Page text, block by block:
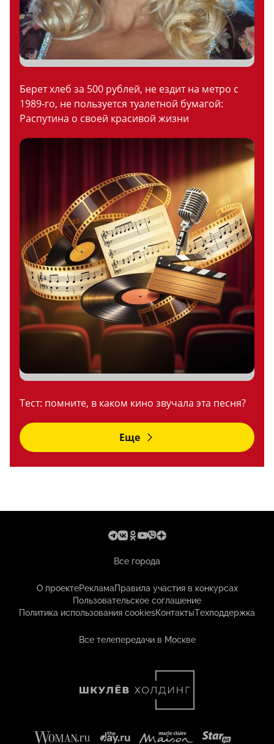
Берет хлеб за 500 рублей, не ездит на метро с
1989-го, не пользуется туалетной бумагой:
Распутина о своей красивой жизни
Тест: помните, в каком кино звучала эта песня?
Еще
Все города
О проектеРекламаПравила участия в конкурсах
Пользовательское соглашение
Политика использования cookiesКонтактыТехподдержка
Все телепередачи в Москве